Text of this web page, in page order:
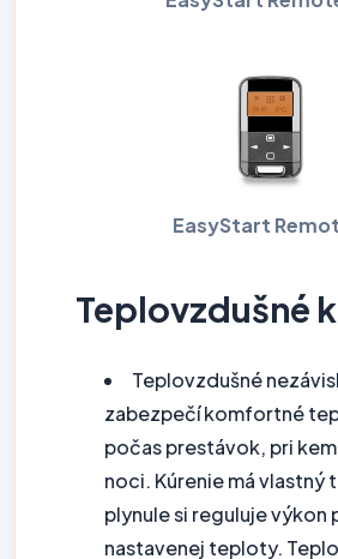
EasyStart
Teplovzdušné
Teplovzdušné
zabezpečí komfortné
počas prestávok, pri
noci. Kúrenie má vlastný
plynule si reguluje výkon
nastavenej teploty.